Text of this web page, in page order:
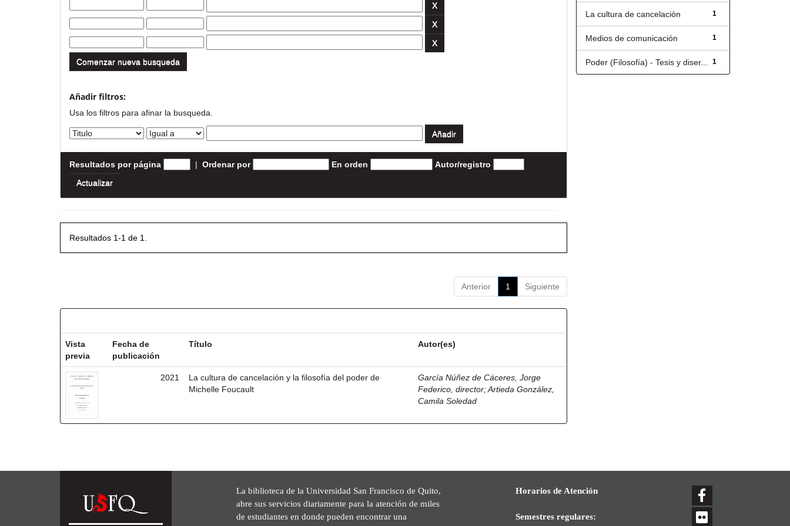
Comenzar nueva busqueda
Añadir filtros:
Usa los filtros para afinar la busqueda.
Resultados por página | Ordenar por En orden Autor/registro
Resultados 1-1 de 1.
Anterior 1 Siguiente
Vista
previa
Fecha de
publicación
Título Autor(es)
2021
La cultura de cancelación y la filosofía del poder de
Michelle Foucault
García Núñez de Cáceres, Jorge
Federico, director;Artieda González,
Camila Soledad
1
La cultura de cancelación
1
Medios de comunicación
1
Poder (Filosofía) - Tesis y diser...
La biblioteca de la Universidad San Francisco de Quito,
abre sus servicios diariamente para la atención de miles
de estudiantes en donde pueden encontrar una
Horarios de Atención
Semestres regulares: